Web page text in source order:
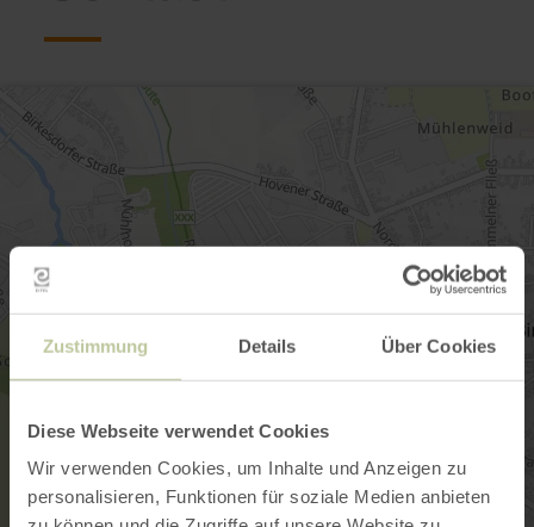
Zustimmung Details Über Cookies
Diese Webseite verwendet Cookies
Wir verwenden Cookies, um Inhalte und Anzeigen zu
personalisieren, Funktionen für soziale Medien anbieten